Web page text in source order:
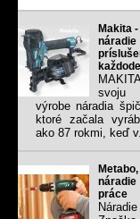
Makita
svoju
výrobe náradia
ktoré začala
ako 87 rokmi, keď
práce